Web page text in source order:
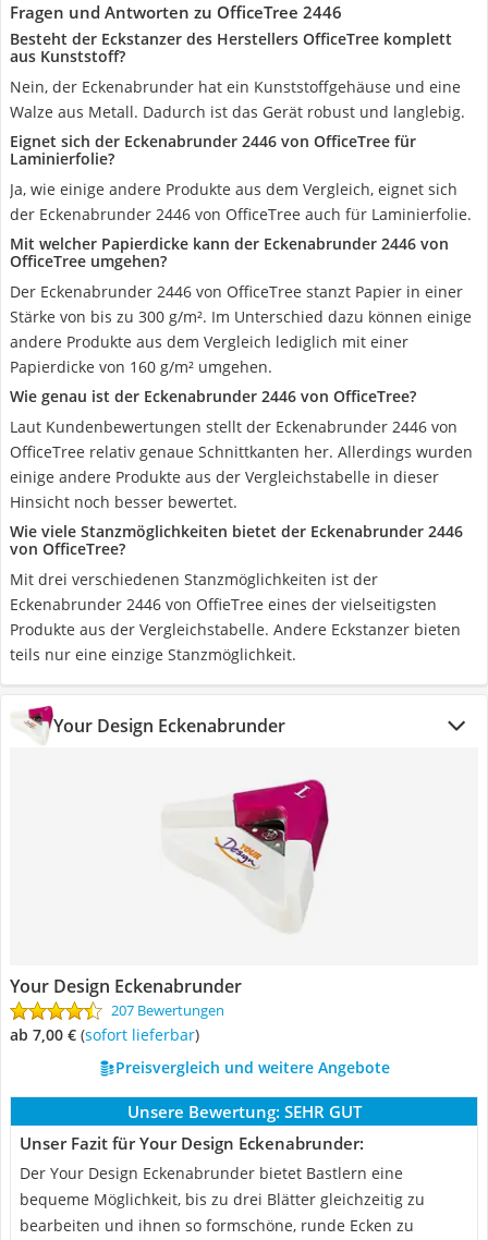
Fragen und Antworten zu OfficeTree 2446
Besteht der Eckstanzer des Herstellers OfficeTree komplett
aus Kunststoff?
Nein, der Eckenabrunder hat ein Kunststoffgehäuse und eine
Walze aus Metall. Dadurch ist das Gerät robust und langlebig.
Eignet sich der Eckenabrunder 2446 von OfficeTree für
Laminierfolie?
Ja, wie einige andere Produkte aus dem Vergleich, eignet sich
der Eckenabrunder 2446 von OfficeTree auch für Laminierfolie.
Mit welcher Papierdicke kann der Eckenabrunder 2446 von
OfficeTree umgehen?
Der Eckenabrunder 2446 von OfficeTree stanzt Papier in einer
Stärke von bis zu 300 g/m². Im Unterschied dazu können einige
andere Produkte aus dem Vergleich lediglich mit einer
Papierdicke von 160 g/m² umgehen.
Wie genau ist der Eckenabrunder 2446 von OfficeTree?
Laut Kundenbewertungen stellt der Eckenabrunder 2446 von
OfficeTree relativ genaue Schnittkanten her. Allerdings wurden
einige andere Produkte aus der Vergleichstabelle in dieser
Hinsicht noch besser bewertet.
Wie viele Stanzmöglichkeiten bietet der Eckenabrunder 2446
von OfficeTree?
Mit drei verschiedenen Stanzmöglichkeiten ist der
Eckenabrunder 2446 von OffieTree eines der vielseitigsten
Produkte aus der Vergleichstabelle. Andere Eckstanzer bieten
teils nur eine einzige Stanzmöglichkeit.
Your Design Eckenabrunder
Your Design Eckenabrunder
207 Bewertungen
ab 7,00 € ( Sofort lieferbar)
Preisvergleich und weitere Angebote
Unsere Bewertung: SEHR GUT
Unser Fazit für Your Design Eckenabrunder:
Der Your Design Eckenabrunder bietet Bastlern eine
bequeme Möglichkeit, bis zu drei Blätter gleichzeitig zu
bearbeiten und ihnen so formschöne, runde Ecken zu